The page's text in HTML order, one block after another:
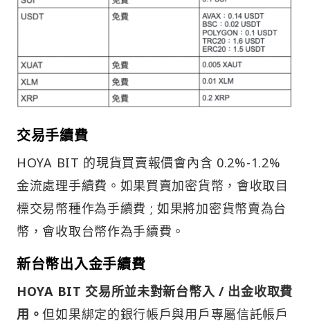
交易手續費
HOYA BIT 的現貨買賣報價會內含 0.2%-1.2%
金流處理手續費。如果買賣加密貨幣，會收取目
標交易幣種作為手續費 ; 如果將加密貨幣賣為台
幣，會收取台幣作為手續費。
新台幣出入金手續費
HOYA BIT 交易所並未對新台幣入 / 出金收取費
用。但如果綁定的銀行帳戶與用戶專屬信託帳戶